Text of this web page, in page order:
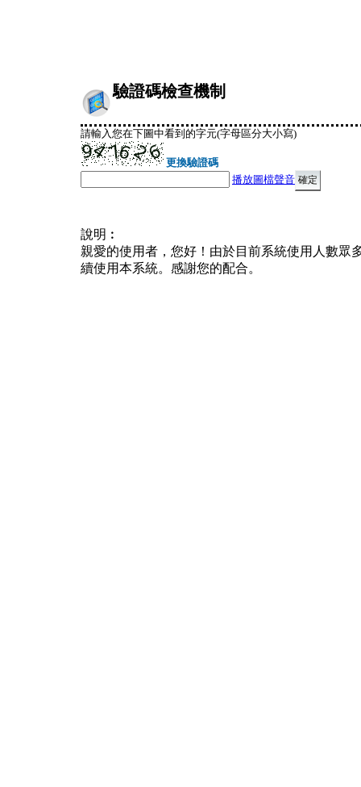
驗證碼檢查機制
請輸入您在下圖中看到的字元(字母區分大小寫)
更換驗證碼
播放圖檔聲音
說明︰
親愛的使用者，您好！由於目前系統使用人數眾
續使用本系統。感謝您的配合。